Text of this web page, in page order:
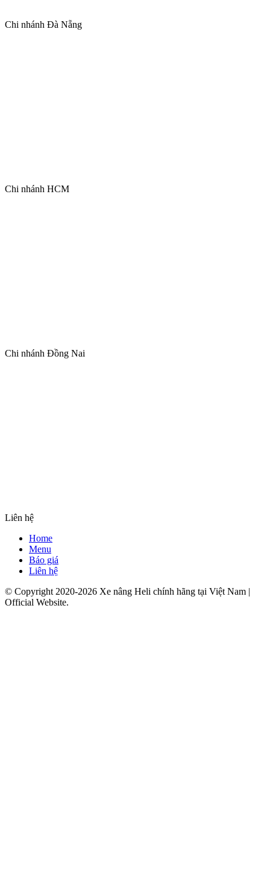
Chi nhánh Đà Nẵng
Chi nhánh HCM
Chi nhánh Đồng Nai
Liên hệ
Home
Menu
Báo giá
Liên hệ
© Copyright 2020-2026 Xe nâng Heli chính hãng tại Việt Nam |
Official Website.